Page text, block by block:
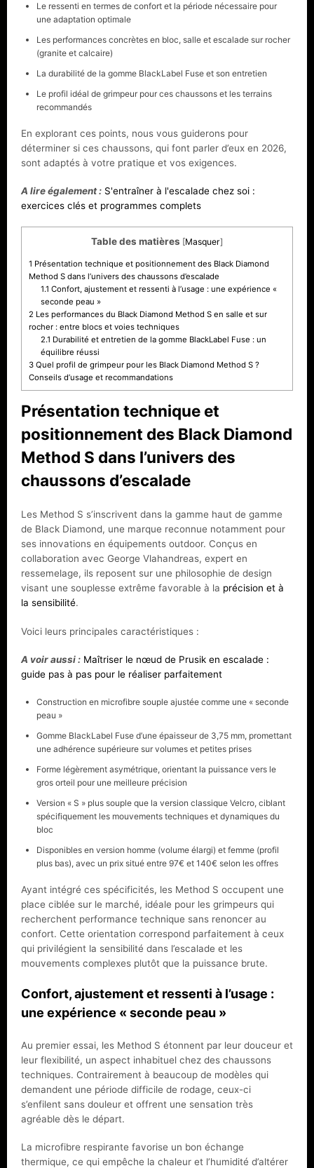
Le ressenti en termes de confort et la période nécessaire pour
une adaptation optimale
Les performances concrètes en bloc, salle et escalade sur rocher
(granite et calcaire)
La durabilité de la gomme BlackLabel Fuse et son entretien
Le profil idéal de grimpeur pour ces chaussons et les terrains
recommandés
En explorant ces points, nous vous guiderons pour
déterminer si ces chaussons, qui font parler d’eux en 2026,
sont adaptés à votre pratique et vos exigences.
A lire également : S'entraîner à l'escalade chez soi :
exercices clés et programmes complets
Table des matières [Masquer]
1 Présentation technique et positionnement des Black Diamond
Method S dans l’univers des chaussons d’escalade
1.1 Confort, ajustement et ressenti à l’usage : une expérience «
seconde peau »
2 Les performances du Black Diamond Method S en salle et sur
rocher : entre blocs et voies techniques
2.1 Durabilité et entretien de la gomme BlackLabel Fuse : un
équilibre réussi
3 Quel profil de grimpeur pour les Black Diamond Method S ?
Conseils d’usage et recommandations
Présentation technique et
positionnement des Black Diamond
Method S dans l’univers des
chaussons d’escalade
Les Method S s’inscrivent dans la gamme haut de gamme
de Black Diamond, une marque reconnue notamment pour
ses innovations en équipements outdoor. Conçus en
collaboration avec George Vlahandreas, expert en
ressemelage, ils reposent sur une philosophie de design
visant une souplesse extrême favorable à la précision et à
la sensibilité.
Voici leurs principales caractéristiques :
A voir aussi : Maîtriser le nœud de Prusik en escalade :
guide pas à pas pour le réaliser parfaitement
Construction en microfibre souple ajustée comme une « seconde
peau »
Gomme BlackLabel Fuse d’une épaisseur de 3,75 mm, promettant
une adhérence supérieure sur volumes et petites prises
Forme légèrement asymétrique, orientant la puissance vers le
gros orteil pour une meilleure précision
Version « S » plus souple que la version classique Velcro, ciblant
spécifiquement les mouvements techniques et dynamiques du
bloc
Disponibles en version homme (volume élargi) et femme (profil
plus bas), avec un prix situé entre 97€ et 140€ selon les offres
Ayant intégré ces spécificités, les Method S occupent une
place ciblée sur le marché, idéale pour les grimpeurs qui
recherchent performance technique sans renoncer au
confort. Cette orientation correspond parfaitement à ceux
qui privilégient la sensibilité dans l’escalade et les
mouvements complexes plutôt que la puissance brute.
Confort, ajustement et ressenti à l’usage :
une expérience « seconde peau »
Au premier essai, les Method S étonnent par leur douceur et
leur flexibilité, un aspect inhabituel chez des chaussons
techniques. Contrairement à beaucoup de modèles qui
demandent une période difficile de rodage, ceux-ci
s’enfilent sans douleur et offrent une sensation très
agréable dès le départ.
La microfibre respirante favorise un bon échange
thermique, ce qui empêche la chaleur et l’humidité d’altérer